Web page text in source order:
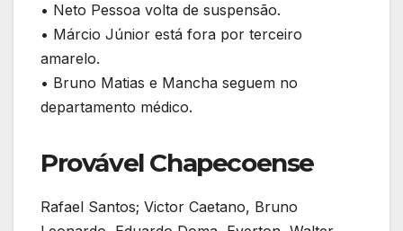
• Neto Pessoa volta de suspensão.
• Márcio Júnior está fora por terceiro
amarelo.
• Bruno Matias e Mancha seguem no
departamento médico.
Provável Chapecoense
Rafael Santos; Victor Caetano, Bruno